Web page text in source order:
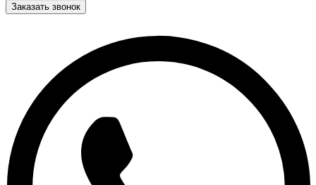
Заказать звонок